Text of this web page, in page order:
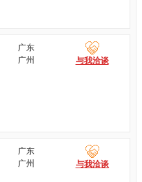
广东
广州
与我洽谈
广东
广州
与我洽谈